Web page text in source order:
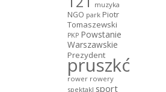
muzyka
NGO park Piotr
Tomaszewski
PKP Powstanie
Warszawskie
Prezydent
pruszków
rower rowery
spektakl sport